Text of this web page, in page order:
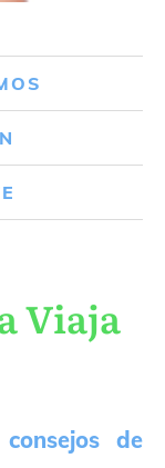
Viaja
consejos de